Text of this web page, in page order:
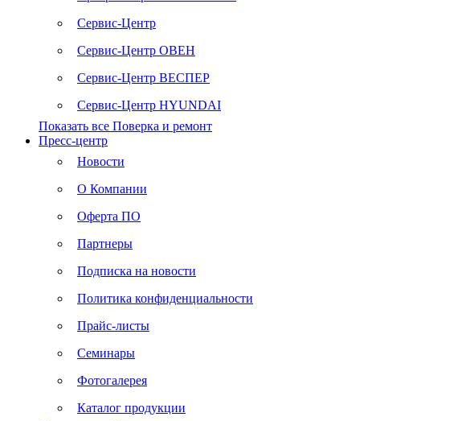
Сервис-Центр
Сервис-Центр ОВЕН
Сервис-Центр ВЕСПЕР
Сервис-Центр HYUNDAI
Показать все Поверка и ремонт
Пресс-центр
Новости
О Компании
Оферта ПО
Партнеры
Подписка на новости
Политика конфиденциальности
Прайс-листы
Семинары
Фотогалерея
Каталог продукции